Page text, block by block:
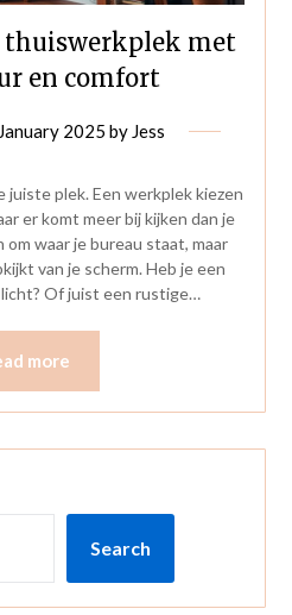
thuiswerkplek met
en comfort
2025 by Jess
juiste plek. Een werkplek kiezen
er komt meer bij kijken dan je
waar je bureau staat, maar
van je scherm. Heb je een
Of juist een rustige…
more
Search